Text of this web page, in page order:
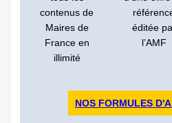
contenus de
Maires de
France en
illimité
éditée
l’AMF
NOS FORMULES